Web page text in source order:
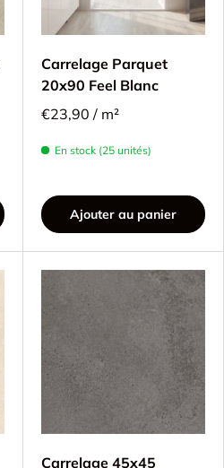
Carrelage Parquet
20x90 Feel Blanc
€23,90 / m²
En stock (25 unités)
Ajouter au panier
Carrelage 45x45